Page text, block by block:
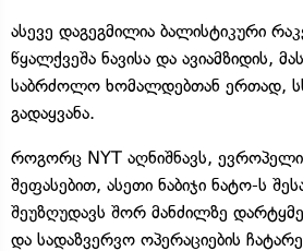
ასევე დაგეგმილია ბალისტიკური
წყალქვეშა ნავისა და ავიამზიდის,
საბრძოლო ხომალდებთან ერთად,
გადაყვანა.
როგორც NYT აღნიშნავს, ევროპელი
შეფასებით, ასეთი ნაბიჯი ნატო-ს
შეუზღუდავს შორ მანძილზე
და სადაზვერვო ოპერაციების